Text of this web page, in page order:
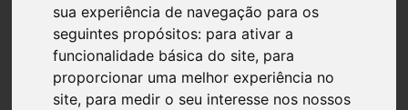
sua experiência de navegação para os
seguintes propósitos: para ativar a
funcionalidade básica do site, para
proporcionar uma melhor experiência no
site, para medir o seu interesse nos nossos